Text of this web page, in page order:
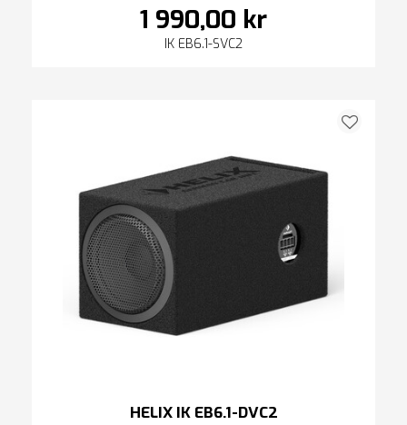
1 990,00 kr
IK EB6.1-SVC2
HELIX IK EB6.1-DVC2